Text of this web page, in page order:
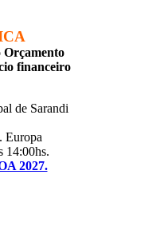
Orçamento
financeiro
de Sarandi
Europa
14:00hs.
2027.